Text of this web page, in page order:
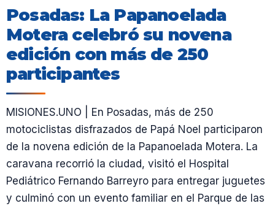
Posadas: La Papanoelada
Motera celebró su novena
edición con más de 250
participantes
MISIONES.UNO | En Posadas, más de 250
motociclistas disfrazados de Papá Noel participaron
de la novena edición de la Papanoelada Motera. La
caravana recorrió la ciudad, visitó el Hospital
Pediátrico Fernando Barreyro para entregar juguetes
y culminó con un evento familiar en el Parque de las